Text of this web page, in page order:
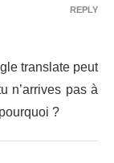
translate peut
n’arrives pas à
?
REPLY